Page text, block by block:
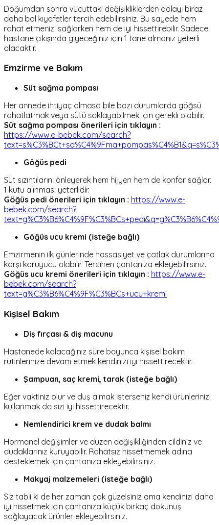
Doğumdan sonra vücuttaki değişikliklerden dolayı biraz
daha bol kıyafetler tercih edebilirsiniz. Bu sayede hem
rahat etmenizi sağlarken hem de iyi hissettirebilir. Sadece
hastane çıkışında giyeceğiniz için 1 tane almanız yeterli
olacaktır.
Emzirme ve Bakım
Süt sağma pompası
Her annede ihtiyaç olmasa bile bazı durumlarda göğsü
rahatlatmak veya sütü saklayabilmek için gerekli olabilir.
Süt sağma pompası önerileri için tıklayın :
https://www.e-bebek.com/search?
Göğüs pedi
Süt sızıntılarını önleyerek hem hijyen hem de konfor sağlar.
1 kutu alınması yeterlidir.
Göğüs pedi önerileri için tıklayın : https://www.e-
bebek.com/search?
Göğüs ucu kremi (isteğe bağlı)
Emzirmenin ilk günlerinde hassasiyet ve çatlak durumlarına
karşı koruyucu olabilir. Tercihen çantanıza ekleyebilirsiniz.
Göğüs ucu kremi önerileri için tıklayın : https://www.e-
bebek.com/search?
text=g%C3%B6%C4%9F%C3%BCs+ucu+kremi
Kişisel Bakım
Diş fırçası & diş macunu
Hastanede kalacağınız süre boyunca kişisel bakım
rutinlerinize devam etmek kendinizi iyi hissettirecektir.
Şampuan, saç kremi, tarak (isteğe bağlı)
Eğer vaktiniz olur ve duş almak isterseniz kendi ürünlerinizi
kullanmak da sizi iyi hissettirecektir.
Nemlendirici krem ve dudak balmı
Hormonel değişimler ve düzen değişikliğinden cildiniz ve
dudaklarınız kuruyabilir. Rahatsız hissetmemek adına
desteklemek için çantanıza ekleyebilirsiniz.
Makyaj malzemeleri (isteğe bağlı)
Siz tabii ki de her zaman çok güzelsiniz ama kendinizi daha
iyi hissetmek için çantanıza küçük birkaç dokunuş
sağlayacak ürünler ekleyebilirsiniz.